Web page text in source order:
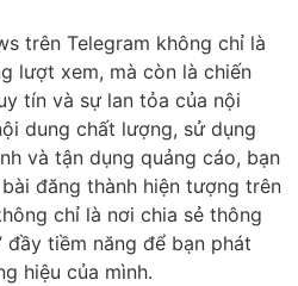
trên Telegram không chỉ là
lượt xem, mà còn là chiến
tín và sự lan tỏa của nội
dung chất lượng, sử dụng
và tận dụng quảng cáo, bạn
đăng thành hiện tượng trên
chỉ là nơi chia sẻ thông
đầy tiềm năng để bạn phát
hiệu của mình.